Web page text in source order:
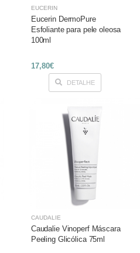
EUCERIN
Eucerin DermoPure
Esfoliante para pele oleosa
100ml
17,80€
DETALHE
CAUDALÍE
Caudalie Vinoperf Máscara
Peeling Glicólica 75ml